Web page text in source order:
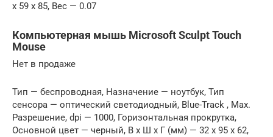
x 59 x 85, Вес — 0.07
Компьютерная мышь Microsoft Sculpt Touch
Mouse
Нет в продаже
Тип — беспроводная, Назначение — ноутбук, Тип
сенсора — оптический светодиодный, Blue-Track , Max.
Разрешение, dpi — 1000, Горизонтальная прокрутка,
Основной цвет — черный, В x Ш x Г (мм) — 32 x 95 x 62,